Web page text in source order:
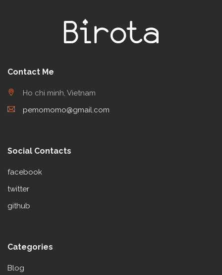
Contact Me
Ho chi minh, Vietnam
pemomomo@gmail.com
Social Contacts
facebook
twitter
github
Categories
Blog